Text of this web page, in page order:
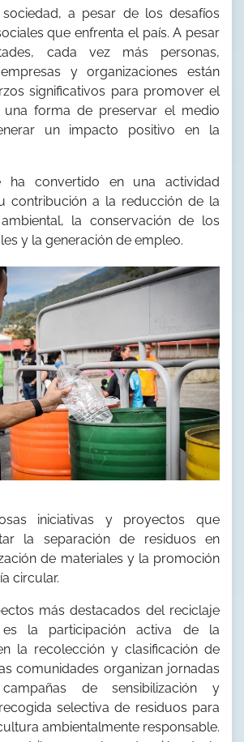
a pesar de los desafíos
que enfrenta el país. A pesar
cada vez más personas,
y organizaciones están
significativos para promover el
una forma de preservar el medio
un impacto positivo en la
ha convertido en una actividad
contribución a la reducción de la
la conservación de los
y la generación de empleo.
iniciativas y proyectos que
la separación de residuos en
de materiales y la promoción
circular.
más destacados del reciclaje
es la participación activa de la
la recolección y clasificación de
comunidades organizan jornadas
de sensibilización y
selectiva de residuos para
ambientalmente responsable.